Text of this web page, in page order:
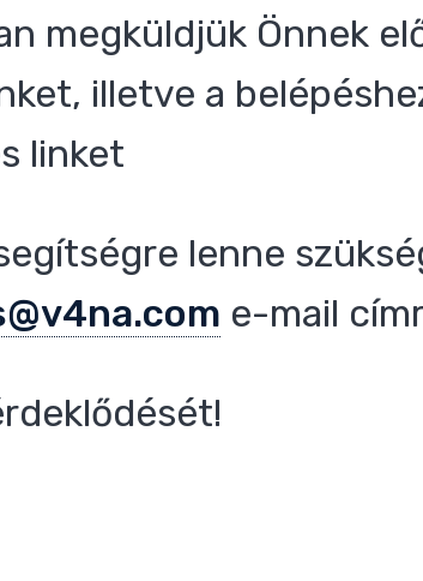
megküldjük Önnek
illetve a
linket
lenne
e-mail